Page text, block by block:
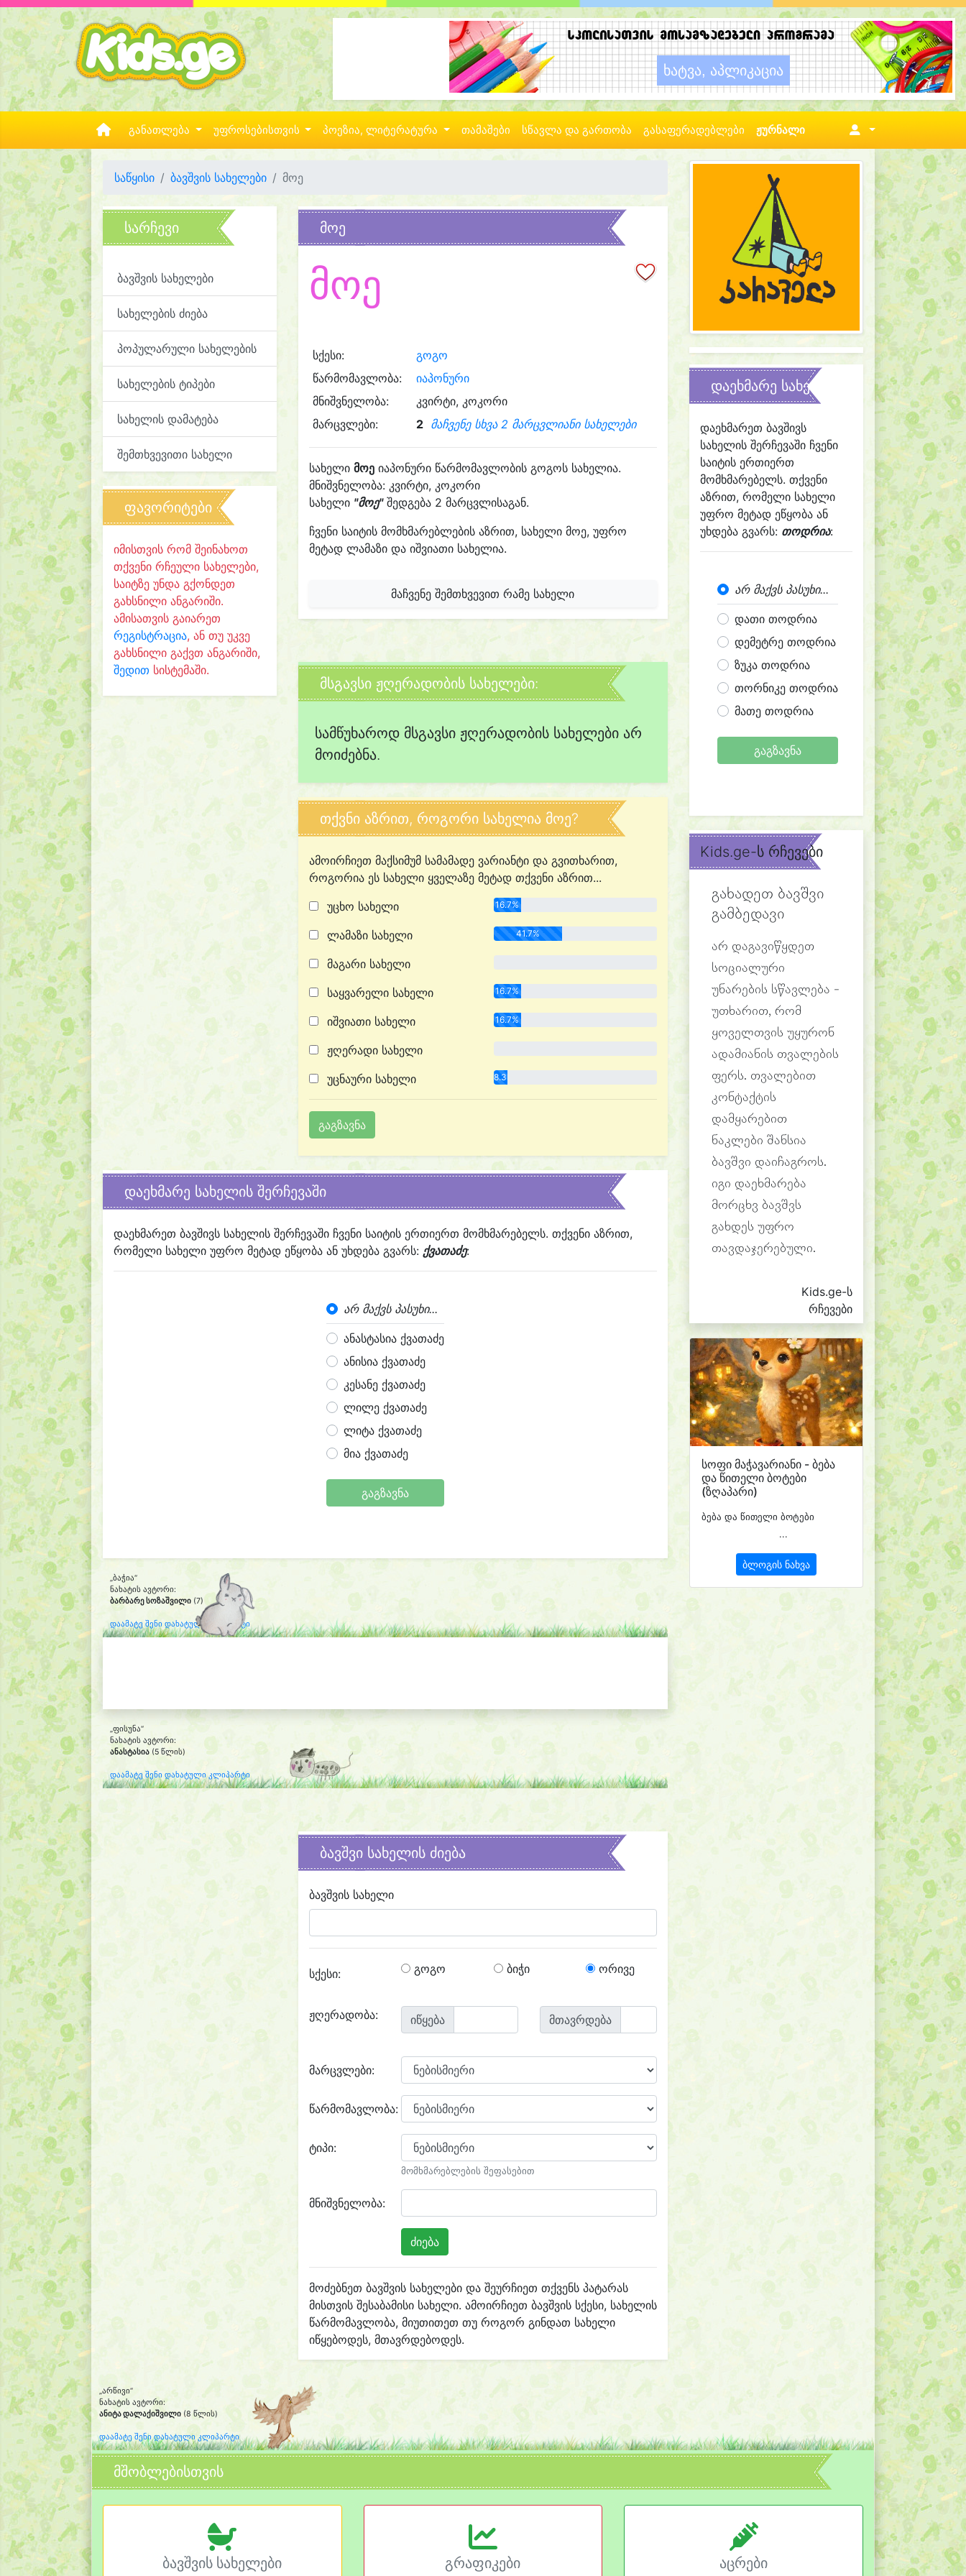
განათლება უფროსებისთვის პოეზია, ლიტერატურა თამაშები სწავლა და გართობა გასაფერადებლები ჟურნალი
საწყისი ბავშვის სახელები მოე
სარჩევი
ბავშვის სახელები
სახელების ძიება
პოპულარული სახელების
სახელების ტიპები
სახელის დამატება
შემთხვევითი სახელი
ფავორიტები
იმისთვის რომ შეინახოთ
თქვენი რჩეული სახელები,
საიტზე უნდა გქონდეთ
გახსნილი ანგარიში.
ამისათვის გაიარეთ
რეგისტრაცია, ან თუ უკვე
გახსნილი გაქვთ ანგარიში,
შედით სისტემაში.
მოე
მოე
სქესი:
გოგო
წარმომავლობა:
იაპონური
მნიშვნელობა:
კვირტი, კოკორი
მარცვლები:
2 მაჩვენე სხვა 2 მარცვლიანი სახელები
სახელი მოეიაპონური წარმომავლობის გოგოს სახელია.
მნიშვნელობა: კვირტი, კოკორი
სახელი "მოე"შედგება 2 მარცვლისაგან.
ჩვენი საიტის მომხმარებლების აზრით, სახელი მოე, უფრო
მეტად ლამაზი და იშვიათი სახელია.
მაჩვენე შემთხვევით რამე სახელი
მსგავსი ჟღერადობის სახელები:
სამწუხაროდ მსგავსი ჟღერადობის სახელები არ
მოიძებნა.
თქვნი აზრით, როგორი სახელია მოე?
ამოირჩიეთ მაქსიმუმ სამამადე ვარიანტი და გვითხარით,
როგორია ეს სახელი ყველაზე მეტად თქვენი აზრით...
უცხო სახელი
16.7%
ლამაზი სახელი 41.7%
მაგარი სახელი
საყვარელი სახელი 16.7%
იშვიათი სახელი 16.7%
ჟღერადი სახელი
უცნაური სახელი 8.3%
დაეხმარე სახელის შერჩევაში
დაეხმარეთ ბავშივს სახელის შერჩევაში ჩვენი საიტის ერთიერთ მომხმარებელს. თქვენი აზრით,
რომელი სახელი უფრო მეტად ეწყობა ან უხდება გვარს: ქვათაძე:
არ მაქვს პასუხი...
ანასტასია ქვათაძე
ანისია ქვათაძე
კესანე ქვათაძე
ლილე ქვათაძე
ლიტა ქვათაძე
მია ქვათაძე
გაგზავნა
„ბაჭია“
ნახატის ავტორი:
ბარბარე სოზაშვილი (7)
დაამატე შენი დახატული კლიპარტი
„ფისუნა“
ნახატის ავტორი:
ანასტასია (5 წლის)
დაამატე შენი დახატული კლიპარტი
ბავშვი სახელის ძიება
ბავშვის სახელი
სქესი: გოგო ბიჭი ორივე
ჟღერადობა: იწყება მთავრდება
მარცვლები:
წარმომავლობა:
ტიპი:
მომხმარებლების შეფასებით
მნიშვნელობა:
მოძებნეთ ბავშვის სახელები და შეურჩიეთ თქვენს პატარას
მისთვის შესაბამისი სახელი. ამოირჩიეთ ბავშვის სქესი, სახელის
წარმომავლობა, მიუთითეთ თუ როგორ გინდათ სახელი
იწყებოდეს, მთავრდებოდეს.
დაეხმარე სახელის შერჩევაში
დაეხმარეთ ბავშივს
სახელის შერჩევაში ჩვენი
საიტის ერთიერთ
მომხმარებელს. თქვენი
აზრით, რომელი სახელი
უფრო მეტად ეწყობა ან
უხდება გვარს: თოდრია:
არ მაქვს პასუხი...
დათი თოდრია
დემეტრე თოდრია
ზუკა თოდრია
თორნიკე თოდრია
მათე თოდრია
გაგზავნა
Kids.ge-ს რჩევები
გახადეთ ბავშვი
გამბედავი
არ დაგავიწყდეთ
სოციალური
უნარების სწავლება -
უთხარით, რომ
ყოველთვის უყურონ
ადამიანის თვალების
ფერს. თვალებით
კონტაქტის
დამყარებით
ნაკლები შანსია
ბავშვი დაიჩაგროს.
იგი დაეხმარება
მორცხვ ბავშვს
გახდეს უფრო
თავდაჯერებული.
Kids.ge-ს
რჩევები
სოფი მაჭავარიანი - ბება
და წითელი ბოტები
(ზღაპარი)
ბება და წითელი ბოტები
...
ბლოგის ნახვა
„არწივი“
ნახატის ავტორი:
ანიტა დალაქიშვილი (8 წლის)
დაამატე შენი დახატული კლიპარტი
მშობლებისთვის
ბავშვის სახელები გრაფიკები აცრები